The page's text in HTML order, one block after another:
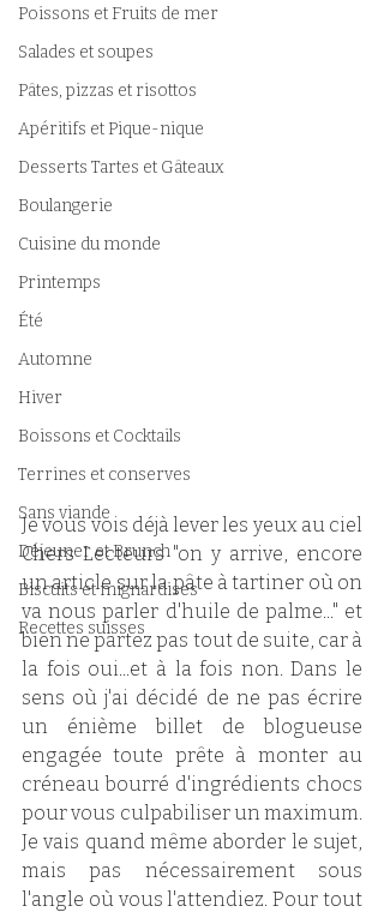
Poissons et Fruits de mer
Salades et soupes
Pâtes, pizzas et risottos
Apéritifs et Pique-nique
Desserts Tartes et Gâteaux
Boulangerie
Cuisine du monde
Printemps
Été
Automne
Hiver
Boissons et Cocktails
Terrines et conserves
Sans viande
Déjeuner et Brunch
Biscuits et mignardises
Recettes suisses
Je vous vois déjà lever les yeux au ciel
Chers Lecteurs "on y arrive, encore
un article sur la pâte à tartiner où on
va nous parler d'huile de palme..." et
bien ne partez pas tout de suite, car à
la fois oui...et à la fois non. Dans le
sens où j'ai décidé de ne pas écrire
un énième billet de blogueuse
engagée toute prête à monter au
créneau bourré d'ingrédients chocs
pour vous culpabiliser un maximum.
Je vais quand même aborder le sujet,
mais pas nécessairement sous
l'angle où vous l'attendiez. Pour tout